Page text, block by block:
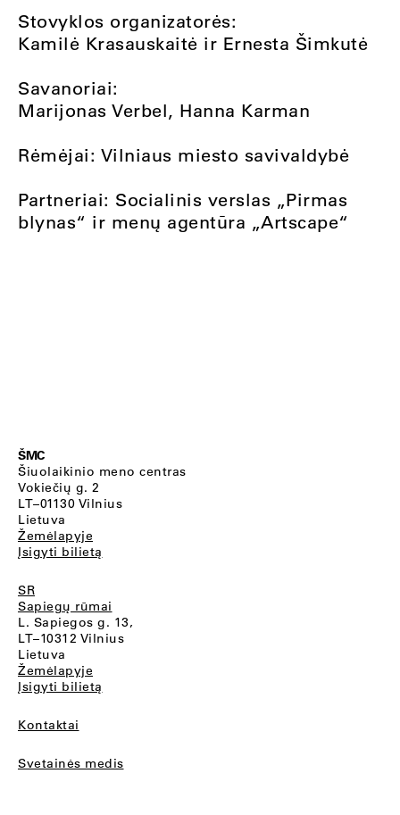
Stovyklos organizatorės:
Kamilė Krasauskaitė ir Ernesta Šimkutė
Savanoriai:
Marijonas Verbel, Hanna Karman
Rėmėjai: Vilniaus miesto savivaldybė
Partneriai: Socialinis verslas „Pirmas
blynas“ ir menų agentūra „Artscape“
ŠMC
Šiuolaikinio meno centras
Vokiečių g. 2
LT–01130 Vilnius
Lietuva
Žemėlapyje
Įsigyti bilietą
SR
Sapiegų rūmai
L. Sapiegos g. 13,
LT–10312 Vilnius
Lietuva
Žemėlapyje
Įsigyti bilietą
Kontaktai
Svetainės medis